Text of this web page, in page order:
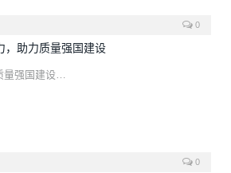
0
，助力质量强国建设
量强国建设…
0